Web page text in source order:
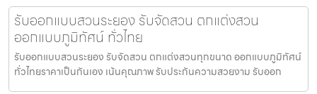
รับออกแบบสวนระยอง รับจัดสวน ตกแต่งสวน
ออกแบบภูมิทัศน์ ทั่วไทย
รับออกแบบสวนระยอง รับจัดสวน ตกแต่งสวนทุกขนาด ออกแบบภูมิทัศน์
ทั่วไทยราคาเป็นกันเอง เน้นคุณภาพ รับประกันความสวยงาม รับออก